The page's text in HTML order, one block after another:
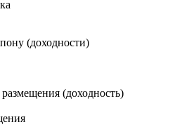
(доходности)